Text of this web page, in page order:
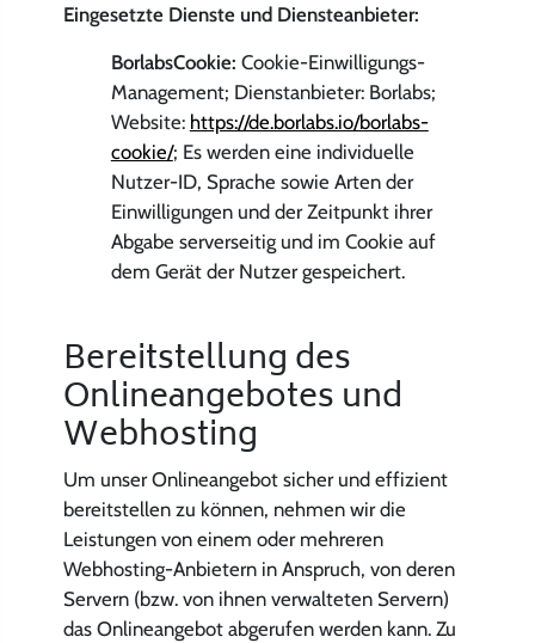
Eingesetzte Dienste und Diensteanbieter:
BorlabsCookie: Cookie-Einwilligungs-
Management; Dienstanbieter: Borlabs;
Website: https://de.borlabs.io/borlabs-
cookie/; Es werden eine individuelle
Nutzer-ID, Sprache sowie Arten der
Einwilligungen und der Zeitpunkt ihrer
Abgabe serverseitig und im Cookie auf
dem Gerät der Nutzer gespeichert.
Bereitstellung des
Onlineangebotes und
Webhosting
Um unser Onlineangebot sicher und effizient
bereitstellen zu können, nehmen wir die
Leistungen von einem oder mehreren
Webhosting-Anbietern in Anspruch, von deren
Servern (bzw. von ihnen verwalteten Servern)
das Onlineangebot abgerufen werden kann. Zu